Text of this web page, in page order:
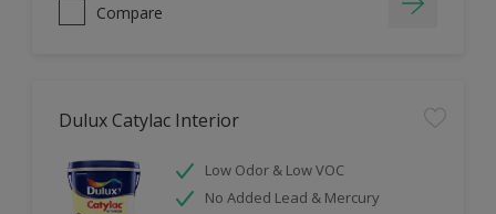
Compare
Dulux Catylac Interior
Low Odor & Low VOC
No Added Lead & Mercury